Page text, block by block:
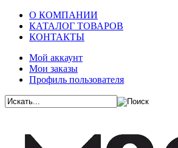
О КОМПАНИИ
КАТАЛОГ ТОВАРОВ
КОНТАКТЫ
Мой аккаунт
Мои заказы
Профиль пользователя